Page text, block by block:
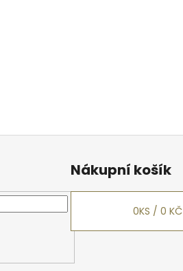
Nákupní košík
0KS /0 KČ